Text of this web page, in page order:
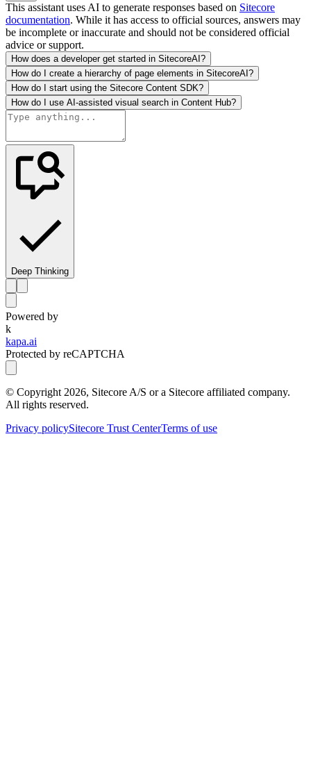
This assistant uses AI to generate responses based on Sitecore
documentation. While it has access to official sources, answers may
be incomplete or inaccurate and should not be considered official
advice or support.
How does a developer get started in SitecoreAI?
How do I create a hierarchy of page elements in SitecoreAI?
How do I start using the Sitecore Content SDK?
How do I use AI-assisted visual search in Content Hub?
Deep Thinking
Powered by
k
kapa.ai
Protected by reCAPTCHA
© Copyright 2026, Sitecore A/S or a Sitecore affiliated company.
All rights reserved.
Privacy policySitecore Trust CenterTerms of use